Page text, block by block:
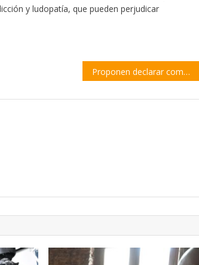
y ludopatía, que pueden perjudicar
Proponen declarar como actividad esencial el trabajo de los contadores